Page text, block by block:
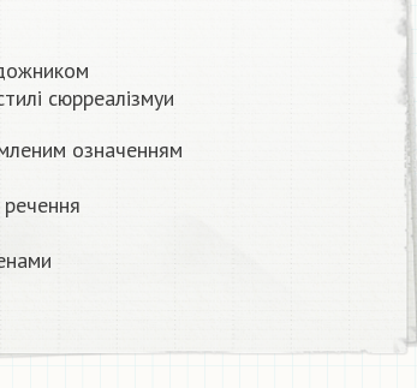
сюрреалізмуи
означенням